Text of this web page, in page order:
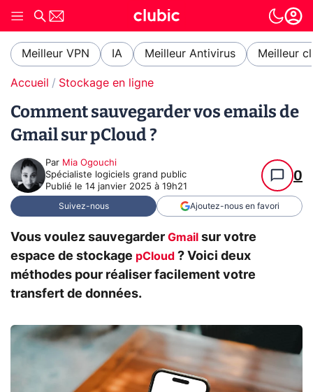
Meilleur VPN IA Meilleur Antivirus Meilleur
Accueil Stockage en ligne
Comment sauvegarder vos emails de
Gmail sur pCloud ?
Par Mia Ogouchi
Spécialiste logiciels grand public
Publié le 14 janvier 2025 à 19h21
0
Suivez-nous Ajoutez-nous en favori
Vous voulez sauvegarder Gmail sur votre
espace de stockage pCloud ? Voici deux
méthodes pour réaliser facilement votre
transfert de données.